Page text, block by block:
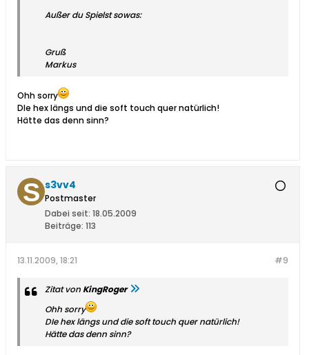
Außer du Spielst sowas:
Gruß
Markus
Ohh sorry
DIe hex längs und die soft touch quer natürlich!
Hätte das denn sinn?
s3vv4
Postmaster
Dabei seit: 18.05.2009
Beiträge: 113
#9
13.11.2009, 18:21
Zitat vonKingRoger
Ohh sorry
DIe hex längs und die soft touch quer natürlich!
Hätte das denn sinn?